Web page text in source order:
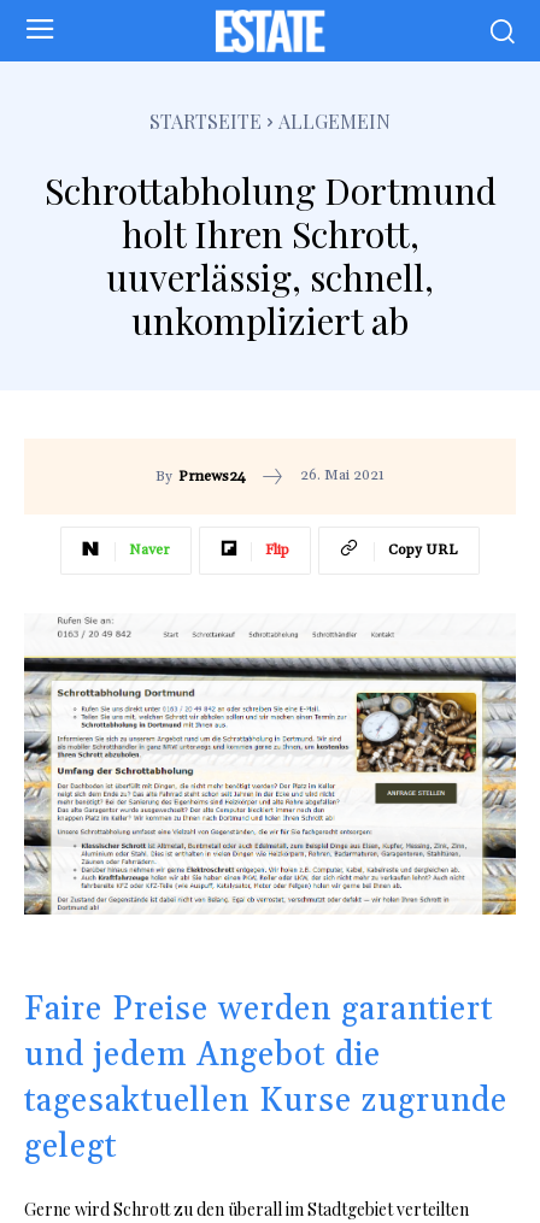
STARTSEITE ALLGEMEIN
Schrottabholung Dortmund
holt Ihren Schrott,
uuverlässig, schnell,
unkompliziert ab
By Prnews24 26. Mai 2021
Naver Flip Copy URL
Faire Preise werden garantiert
und jedem Angebot die
tagesaktuellen Kurse zugrunde
gelegt
Gerne wird Schrott zu den überall im Stadtgebiet verteilten